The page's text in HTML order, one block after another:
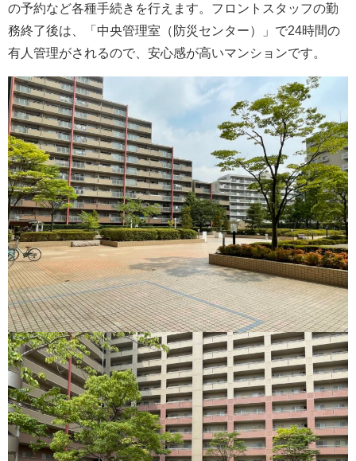
の予約など各種手続きを行えます。フロントスタッフの勤
務終了後は、「中央管理室（防災センター）」で24時間の
有人管理がされるので、安心感が高いマンションです。